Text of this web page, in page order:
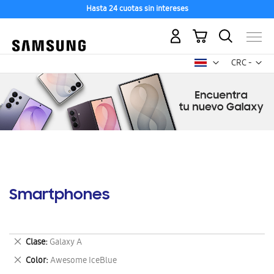
Hasta 24 cuotas sin intereses
CRC -
colón
Mi carrito
Smartphones
Clase Galaxy A
Eliminar
este
artículo
Color Awesome IceBlue
Eliminar